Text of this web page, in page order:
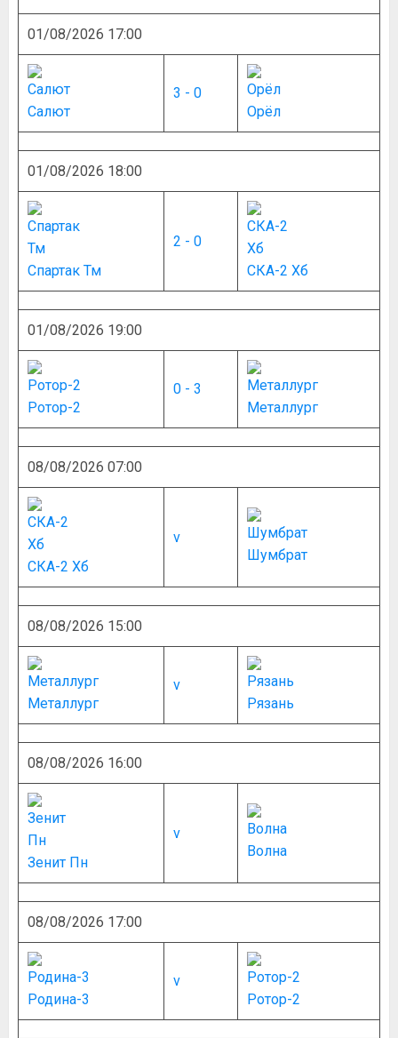
01/08/2026 17:00
Салют
3 - 0
Орёл
01/08/2026 18:00
Спартак Тм
2 - 0
СКА-2 Хб
01/08/2026 19:00
Ротор-2
0 - 3
Металлург
08/08/2026 07:00
СКА-2 Хб
v
Шумбрат
08/08/2026 15:00
Металлург
v
Рязань
08/08/2026 16:00
Зенит Пн
v
Волна
08/08/2026 17:00
Родина-3
v
Ротор-2